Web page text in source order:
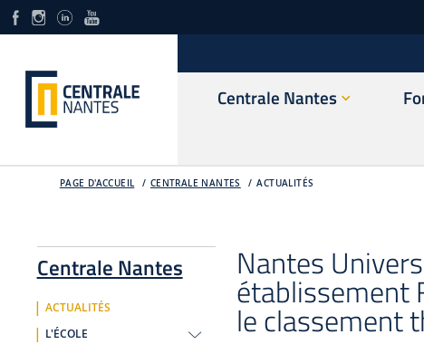
Centrale Nantes
PAGE D'ACCUEIL CENTRALE NANTES ACTUALITÉS
Centrale Nantes
ACTUALITÉS
L'ÉCOLE
Nantes
établissement
le classement